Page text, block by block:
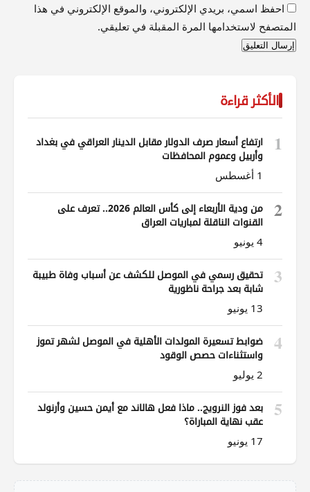
احفظ اسمي، بريدي الإلكتروني، والموقع الإلكتروني في هذا
المتصفح لاستخدامها المرة المقبلة في تعليقي.
الأكثر قراءة
1
ارتفاع أسعار صرف الدولار مقابل الدينار العراقي في بغداد
وأربيل وعموم المحافظات
1 أغسطس
2
من ودية الأربعاء إلى كأس العالم 2026.. تعرف على
القنوات الناقلة لمباريات العراق
4 يونيو
3
تحقيق رسمي في الموصل للكشف عن أسباب وفاة طبيبة
شابة بعد جراحة ناظورية
13 يونيو
4
ضوابط تسعيرة المولدات الأهلية في الموصل لشهر تموز
واستثناءات حصص الوقود
2 يوليو
5
بعد فوز النرويج.. ماذا فعل هالاند مع أيمن حسين وأرنولد
عقب نهاية المباراة؟
17 يونيو